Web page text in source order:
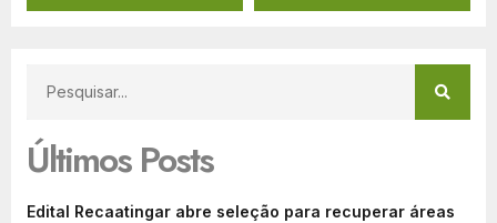
Últimos Posts
Edital Recaatingar abre seleção para recuperar áreas